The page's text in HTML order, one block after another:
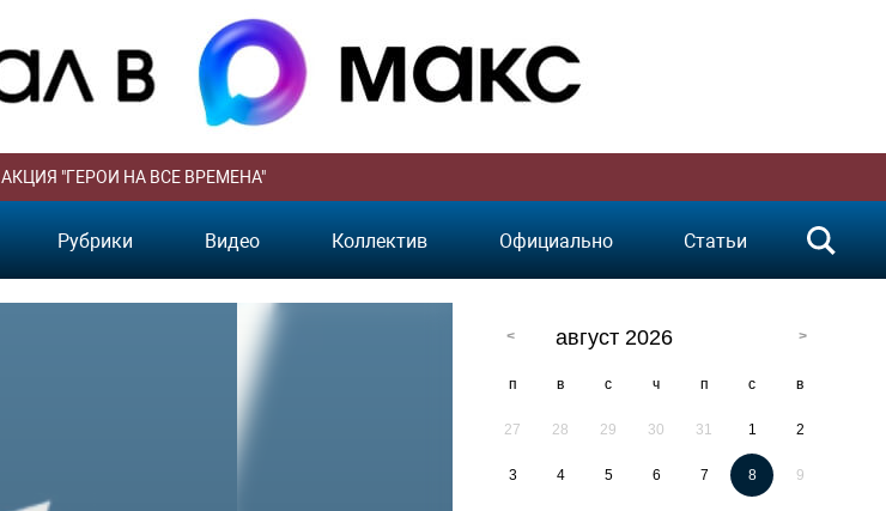
АКЦИЯ "ГЕРОИ НА ВСЕ ВРЕМЕНА"
Рубрики Видео Коллектив Официально Статьи
август 2026
п в с ч п с в
27 28 29 30 31 1 2
3 4 5 6 7 8 9